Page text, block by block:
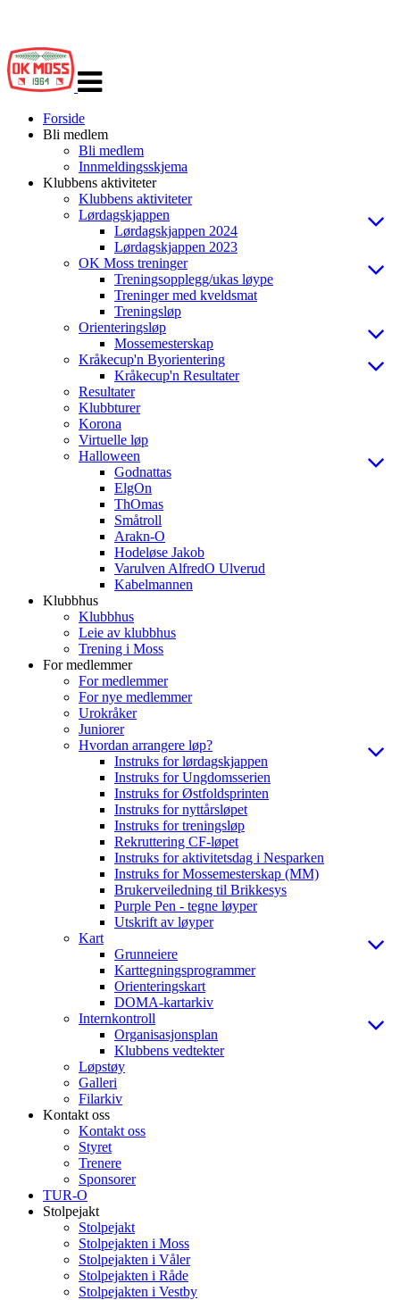
navigasjon
Forside
Bli medlem
Bli medlem
Innmeldingsskjema
Klubbens aktiviteter
Klubbens aktiviteter
Lørdagskjappen
Lørdagskjappen 2024
Lørdagskjappen 2023
OK Moss treninger
Treningsopplegg/ukas løype
Treninger med kveldsmat
Treningsløp
Orienteringsløp
Mossemesterskap
Kråkecup'n Byorientering
Kråkecup'n Resultater
Resultater
Klubbturer
Korona
Virtuelle løp
Halloween
Godnattas
ElgOn
ThOmas
Småtroll
Arakn-O
Hodeløse Jakob
Varulven AlfredO Ulverud
Kabelmannen
Klubbhus
Klubbhus
Leie av klubbhus
Trening i Moss
For medlemmer
For medlemmer
For nye medlemmer
Urokråker
Juniorer
Hvordan arrangere løp?
Instruks for lørdagskjappen
Instruks for Ungdomsserien
Instruks for Østfoldsprinten
Instruks for nyttårsløpet
Instruks for treningsløp
Rekruttering CF-løpet
Instruks for aktivitetsdag i Nesparken
Instruks for Mossemesterskap (MM)
Brukerveiledning til Brikkesys
Purple Pen - tegne løyper
Utskrift av løyper
Kart
Grunneiere
Karttegningsprogrammer
Orienteringskart
DOMA-kartarkiv
Internkontroll
Organisasjonsplan
Klubbens vedtekter
Løpstøy
Galleri
Filarkiv
Kontakt oss
Kontakt oss
Styret
Trenere
Sponsorer
TUR-O
Stolpejakt
Stolpejakt
Stolpejakten i Moss
Stolpejakten i Våler
Stolpejakten i Råde
Stolpejakten i Vestby